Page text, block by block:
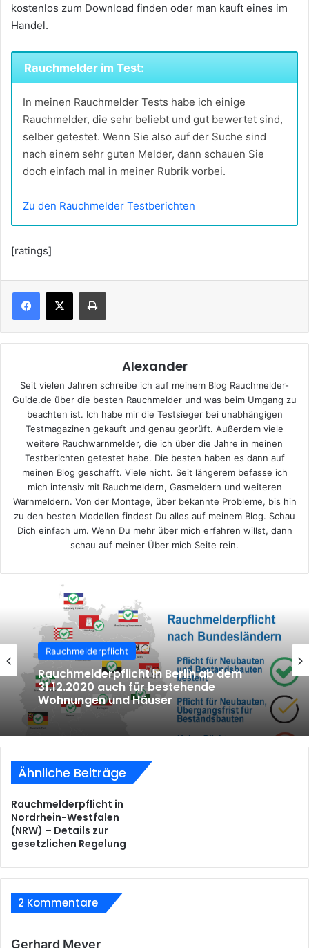
kostenlos zum Download finden oder man kauft eines im
Handel.
Rauchmelder im Test:
In meinen Rauchmelder Tests habe ich einige
Rauchmelder, die sehr beliebt und gut bewertet sind,
selber getestet. Wenn Sie also auf der Suche sind
nach einem sehr guten Melder, dann schauen Sie
doch einfach mal in meiner Rubrik vorbei.
Zu den Rauchmelder Testberichten
[ratings]
Drucken
Alexander
Seit vielen Jahren schreibe ich auf meinem Blog Rauchmelder-
Guide.de über die besten Rauchmelder und was beim Umgang zu
beachten ist. Ich habe mir die Testsieger bei unabhängigen
Testmagazinen gekauft und genau geprüft. Außerdem viele
weitere Rauchwarnmelder, die ich über die Jahre in meinen
Testberichten getestet habe. Die besten haben es dann auf
meinen Blog geschafft. Viele nicht. Seit längerem befasse ich
mich intensiv mit Rauchmeldern, Gasmeldern und weiteren
Warnmeldern. Von der Montage, über bekannte Probleme, bis hin
zu den besten Modellen findest Du alles auf meinem Blog. Schau
Dich einfach um. Wenn Du mehr über mich erfahren willst, dann
schau auf meiner Über mich Seite rein.
Rauchmelderpflicht
Rauchmelderpflicht in Berlin ab dem
31.12.2020 auch für bestehende
Wohnungen und Häuser
Rauchmelderpflicht
Rauchmelderpflicht in Brandenburg –
Regelungen und Gesetze (Stand 2019)
Ähnliche Beiträge
Rauchmelderpflicht in
Nordrhein-Westfalen
(NRW) – Details zur
gesetzlichen Regelung
2 Kommentare
Gerhard Meyer